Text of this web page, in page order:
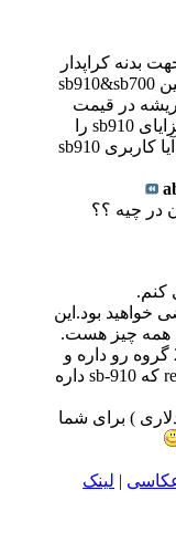
بدنه کراپدار
دارم.جهت مصارف عمومی.مابین sb910&sb700
ریشه در قیمت
دو محصول دارد.حتی الامکان مزایای sb910 را
نسبت بهsb700 بفرمایید و اینکه آیا کاربری sb910
در چیه ؟؟
خواهید بود.این
همه چیز هست.
مثلا اینکه sb700 توانایی کنترل 2 گروه رو داره و
اون یکی 3 گروه و repeating falsh که sb-910 داره
تفاوت قیمتش ( تقریبا 200 دلاری ) برای شما
| لینک